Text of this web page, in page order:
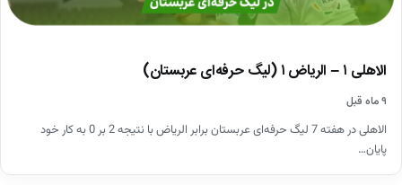
الاهلی ۱ – الریاض ۱ (لیگ حرفه‌ای عربستان)
۹ ماه قبل
الاهلی در هفته 7 لیگ حرفه‌ای عربستان برابر الریاض با نتیجه 2 بر 0 به کار خود
پایان…